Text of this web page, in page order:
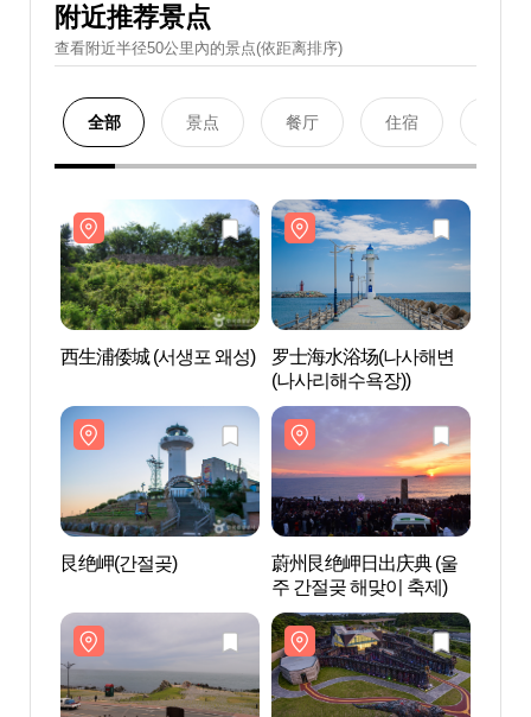
附近推荐景点
查看附近半径50公里內的景点(依距离排序)
全部 景点 餐厅 住宿
西生浦倭城 (서생포 왜성)
罗士海水浴场(나사해변
(나사리해수욕장))
艮绝岬(간절곶)
蔚州艮绝岬日出庆典 (울
주 간절곶 해맞이 축제)